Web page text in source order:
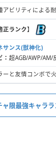
アビリティによる耐
正ランク】
サンス(獣神化)
： 超AGB/AWP/AM/
ーと友情コンボで
限最強キャララ